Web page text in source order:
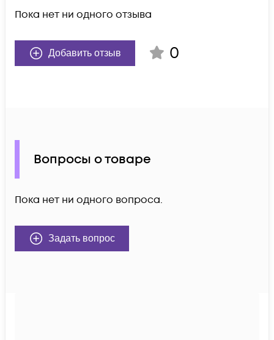
Пока нет ни одного отзыва
Добавить отзыв 0
Вопросы о товаре
Пока нет ни одного вопроса.
Задать вопрос